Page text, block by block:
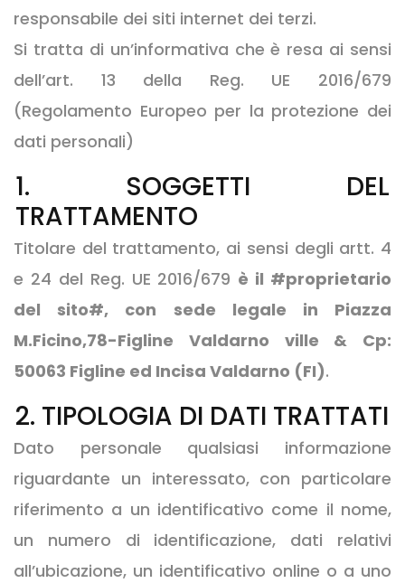
responsabile dei siti internet dei terzi.
Si tratta di un’informativa che è resa ai sensi
dell’art. 13 della Reg. UE 2016/679
(Regolamento Europeo per la protezione dei
dati personali)
1. SOGGETTI DEL
TRATTAMENTO
Titolare del trattamento, ai sensi degli artt. 4
e 24 del Reg. UE 2016/679 è il #proprietario
del sito#, con sede legale in Piazza
M.Ficino,78-Figline Valdarno ville & Cp:
50063 Figline ed Incisa Valdarno (FI).
2. TIPOLOGIA DI DATI TRATTATI
Dato personale qualsiasi informazione
riguardante un interessato, con particolare
riferimento a un identificativo come il nome,
un numero di identificazione, dati relativi
all’ubicazione, un identificativo online o a uno